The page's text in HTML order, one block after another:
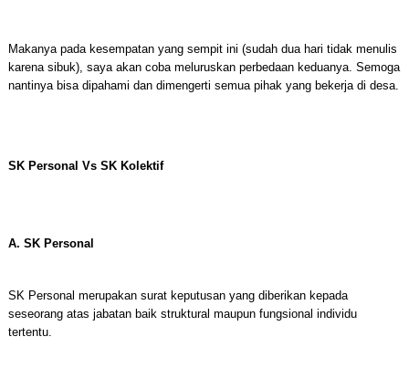
Makanya pada kesempatan yang sempit ini (sudah dua hari tidak menulis
karena sibuk), saya akan coba meluruskan perbedaan keduanya. Semoga
nantinya bisa dipahami dan dimengerti semua pihak yang bekerja di desa.
SK Personal Vs SK Kolektif
A. SK Personal
SK Personal merupakan surat keputusan yang diberikan kepada
seseorang atas jabatan baik struktural maupun fungsional individu
tertentu.